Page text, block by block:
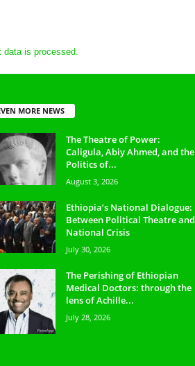
data is processed.
MORE NEWS
The Theatre of Power:
Caligula, Abiy Ahmed, and the
Politics of...
August 3, 2026
Ethiopia’s National Dialogue:
Between Political Theatre and
National Crisis
July 30, 2026
The Perishing of Ethiopian
Medical Doctors: through the
lens of Achille...
July 28, 2026